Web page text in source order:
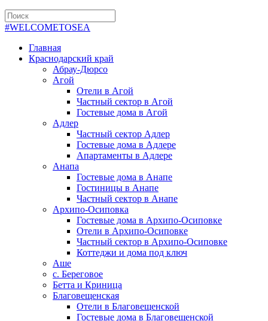
#WELCOMETOSEA
Главная
Краснодарский край
Абрау-Дюрсо
Агой
Отели в Агой
Частный сектор в Агой
Гостевые дома в Агой
Адлер
Частный сектор Адлер
Гостевые дома в Адлере
Апартаменты в Адлере
Анапа
Гостевые дома в Анапе
Гостиницы в Анапе
Частный сектор в Анапе
Архипо-Осиповка
Гостевые дома в Архипо-Осиповке
Отели в Архипо-Осиповке
Частный сектор в Архипо-Осиповке
Коттеджи и дома под ключ
Аше
с. Береговое
Бетта и Криница
Благовещенская
Отели в Благовещенской
Гостевые дома в Благовещенской